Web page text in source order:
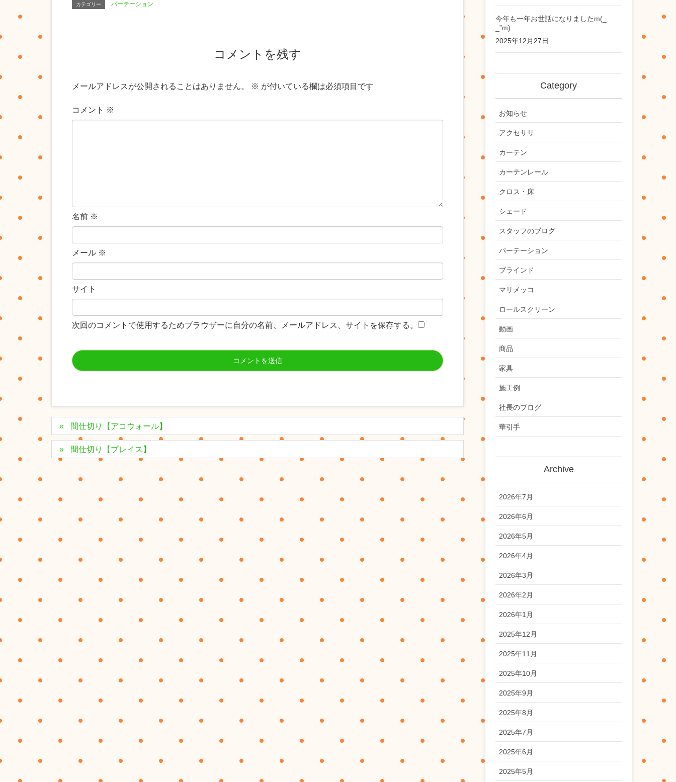
カテゴリー パーテーション
コメントを残す
メールアドレスが公開されることはありません。 ※ が付いている欄は必須項目です
コメント ※
名前 ※
メール ※
サイト
次回のコメントで使用するためブラウザーに自分の名前、メールアドレス、サイトを保存する。
間仕切り【アコウォール】
間仕切り【プレイス】
今年も一年お世話になりましたm(_
_”m)
2025年12月27日
Category
お知らせ
アクセサリ
カーテン
カーテンレール
クロス・床
シェード
スタッフのブログ
パーテーション
ブラインド
マリメッコ
ロールスクリーン
動画
商品
家具
施工例
社長のブログ
華引手
Archive
2026年7月
2026年6月
2026年5月
2026年4月
2026年3月
2026年2月
2026年1月
2025年12月
2025年11月
2025年10月
2025年9月
2025年8月
2025年7月
2025年6月
2025年5月